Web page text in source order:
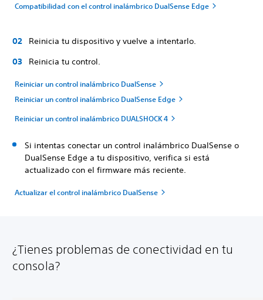
Compatibilidad con el control inalámbrico DualSense Edge
Reinicia tu dispositivo y vuelve a intentarlo.
Reinicia tu control.
Reiniciar un control inalámbrico DualSense
Reiniciar un control inalámbrico DualSense Edge
Reiniciar un control inalámbrico DUALSHOCK 4
Si intentas conectar un control inalámbrico DualSense o
DualSense Edge a tu dispositivo, verifica si está
actualizado con el firmware más reciente.
Actualizar el control inalámbrico DualSense
¿Tienes problemas de conectividad en tu
consola?